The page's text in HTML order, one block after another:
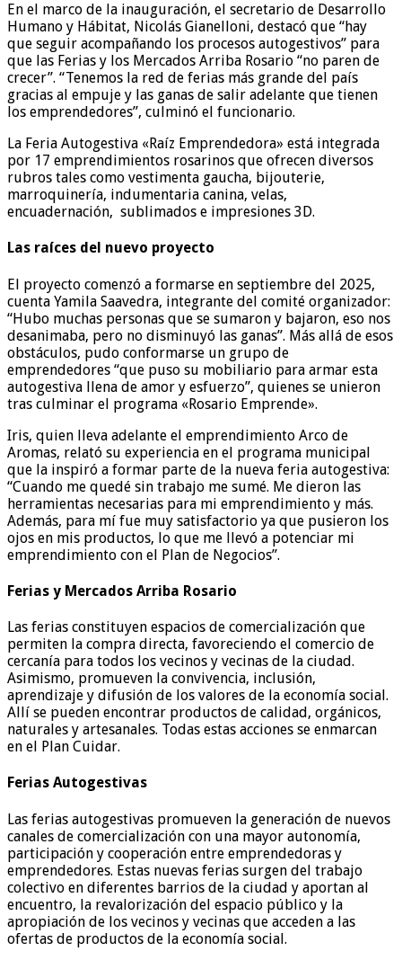
En el marco de la inauguración, el secretario de Desarrollo
Humano y Hábitat, Nicolás Gianelloni, destacó que “hay
que seguir acompañando los procesos autogestivos” para
que las Ferias y los Mercados Arriba Rosario “no paren de
crecer”. “Tenemos la red de ferias más grande del país
gracias al empuje y las ganas de salir adelante que tienen
los emprendedores”, culminó el funcionario.
La Feria Autogestiva «Raíz Emprendedora» está integrada
por 17 emprendimientos rosarinos que ofrecen diversos
rubros tales como vestimenta gaucha, bijouterie,
marroquinería, indumentaria canina, velas,
encuadernación, sublimados e impresiones 3D.
Las raíces del nuevo proyecto
El proyecto comenzó a formarse en septiembre del 2025,
cuenta Yamila Saavedra, integrante del comité organizador:
“Hubo muchas personas que se sumaron y bajaron, eso nos
desanimaba, pero no disminuyó las ganas”. Más allá de esos
obstáculos, pudo conformarse un grupo de
emprendedores “que puso su mobiliario para armar esta
autogestiva llena de amor y esfuerzo”, quienes se unieron
tras culminar el programa «Rosario Emprende».
Iris, quien lleva adelante el emprendimiento Arco de
Aromas, relató su experiencia en el programa municipal
que la inspiró a formar parte de la nueva feria autogestiva:
“Cuando me quedé sin trabajo me sumé. Me dieron las
herramientas necesarias para mi emprendimiento y más.
Además, para mí fue muy satisfactorio ya que pusieron los
ojos en mis productos, lo que me llevó a potenciar mi
emprendimiento con el Plan de Negocios”.
Ferias y Mercados Arriba Rosario
Las ferias constituyen espacios de comercialización que
permiten la compra directa, favoreciendo el comercio de
cercanía para todos los vecinos y vecinas de la ciudad.
Asimismo, promueven la convivencia, inclusión,
aprendizaje y difusión de los valores de la economía social.
Allí se pueden encontrar productos de calidad, orgánicos,
naturales y artesanales. Todas estas acciones se enmarcan
en el Plan Cuidar.
Ferias Autogestivas
Las ferias autogestivas promueven la generación de nuevos
canales de comercialización con una mayor autonomía,
participación y cooperación entre emprendedoras y
emprendedores. Estas nuevas ferias surgen del trabajo
colectivo en diferentes barrios de la ciudad y aportan al
encuentro, la revalorización del espacio público y la
apropiación de los vecinos y vecinas que acceden a las
ofertas de productos de la economía social.